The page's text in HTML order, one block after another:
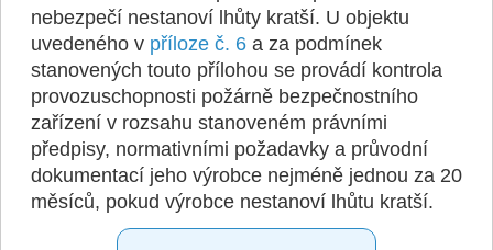
nebezpečí nestanoví lhůty kratší. U objektu
uvedeného v příloze č. 6a za podmínek
stanovených touto přílohou se provádí kontrola
provozuschopnosti požárně bezpečnostního
zařízení v rozsahu stanoveném právními
předpisy, normativními požadavky a průvodní
dokumentací jeho výrobce nejméně jednou za 20
měsíců, pokud výrobce nestanoví lhůtu kratší.